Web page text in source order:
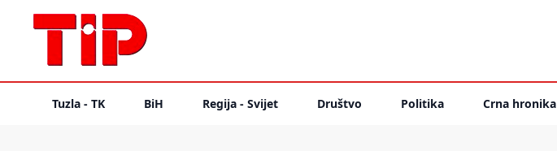
Tuzla - TK BiH Regija - Svijet Društvo Politika Crna hronika